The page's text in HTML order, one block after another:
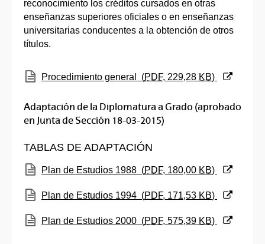
reconocimiento los créditos cursados en otras
enseñanzas superiores oficiales o en enseñanzas
universitarias conducentes a la obtención de otros
títulos.
(Abre una nueva ventana)
Procedimiento general (PDF, 229,28 KB)
Adaptación de la Diplomatura a Grado (aprobado
en Junta de Sección 18-03-2015)
TABLAS DE ADAPTACIÓN
(Abre una nueva ventana)
Plan de Estudios 1988 (PDF, 180,00 KB)
(Abre una nueva ventana)
Plan de Estudios 1994 (PDF, 171,53 KB)
(Abre una nueva ventana)
Plan de Estudios 2000 (PDF, 575,39 KB)